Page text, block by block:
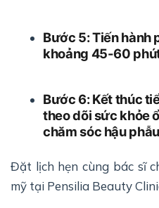
Bước 5: Tiến hành
khoảng 45-60
Bước 6: Kết thúc
theo dõi sức khỏe
chăm sóc hậu
Đặt lịch hẹn cùng bác sĩ
mỹ tại Pensilia Beauty